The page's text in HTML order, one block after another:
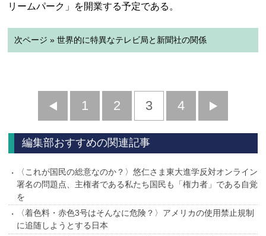
リームパーク」を開業する予定である。
次ページ » 世界的に特異なテレビ局と新聞社の関係
前
へ
1 2 3 4
へ
編集部おすすめの関連記事
〈これが国民の総意なのか？〉悠仁さま東大進学反対オンライン
署名の問題点、主権者である私たち国民も「権力者」である自覚
を
〈着色料・赤色3号はそんなに危険？〉アメリカの使用禁止規制
に追随しようとする日本